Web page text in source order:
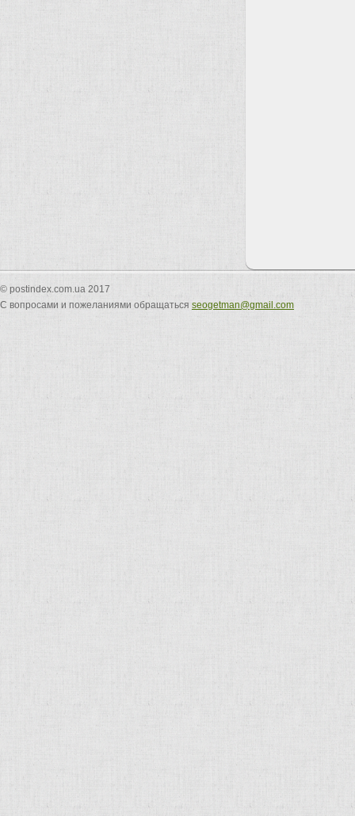
© postindex.com.ua 2017
С вопросами и пожеланиями обращаться seogetman@gmail.com